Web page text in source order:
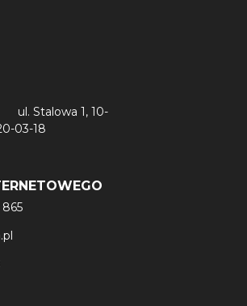
ul. Stalowa 1, 10-
03-18
865